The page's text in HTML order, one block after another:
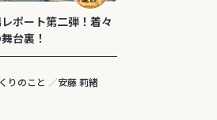
ポート第二弾！着々
台裏！
りのこと 安藤 莉緒